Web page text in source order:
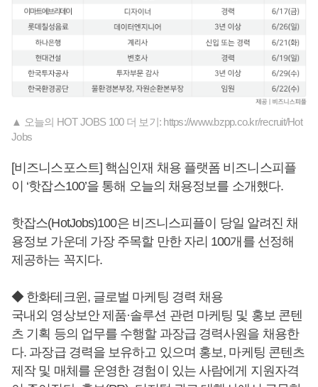
▲ 오늘의 HOT JOBS 100 더 보기: https://www.bzpp.co.kr/recruit/Hot
Jobs
[비즈니스포스트] 핵심인재 채용 플랫폼 비즈니스피플
이 ‘핫잡스100’을 통해 오늘의 채용정보를 소개했다.
핫잡스(HotJobs)100은 비즈니스피플이 당일 알려진 채
용정보 가운데 가장 주목할 만한 자리 100개를 선정해
제공하는 꼭지다.
◆ 한화테크윈, 글로벌 마케팅 경력 채용
국내외 영상보안 제품·솔루션 관련 마케팅 및 홍보 콘텐
츠 기획 등의 업무를 수행할 과장급 경력사원을 채용한
다. 과장급 경력을 보유하고 있으며 홍보, 마케팅 콘텐츠
제작 및 매체를 운영한 경험이 있는 사람에게 지원자격